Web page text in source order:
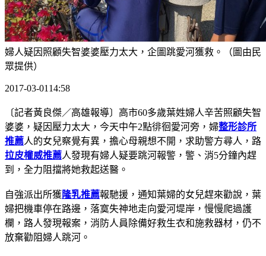
婦人疑因照顧失智婆婆壓力太大，企圖跳愛河獲救。（圖由民
眾提供）
2017-03-0114:58
〔記者黃良傑／高雄報導〕高市60多歲葉姓婦人辛苦照顧失智
婆婆，疑因壓力太大，今天中午2點徘徊愛河旁，婦整形診所
推薦人的女兒察覺有異，擔心母親想不開，求助警方尋人，路
拉皮權威推薦人發現有婦人疑要跳河報警，警、消5分鐘內趕
到，全力阻擋將她救起送醫。
自強派出所獲 隆乳推薦報馳援，通知葉婦的女兒趕來勸說，葉
婦把機車停在路邊，落寞失神地走向愛河堤岸，慢慢爬過護
欄，路人發現報案，消防人員除備好救生衣和施救器材，仍不
放棄勸阻婦人跳河。